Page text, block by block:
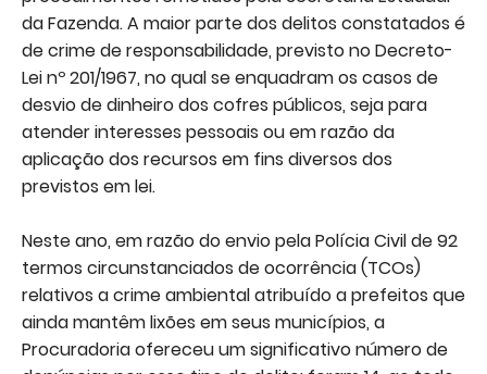
da Fazenda. A maior parte dos delitos constatados é
de crime de responsabilidade, previsto no Decreto-
Lei nº 201/1967, no qual se enquadram os casos de
desvio de dinheiro dos cofres públicos, seja para
atender interesses pessoais ou em razão da
aplicação dos recursos em fins diversos dos
previstos em lei.
Neste ano, em razão do envio pela Polícia Civil de 92
termos circunstanciados de ocorrência (TCOs)
relativos a crime ambiental atribuído a prefeitos que
ainda mantêm lixões em seus municípios, a
Procuradoria ofereceu um significativo número de